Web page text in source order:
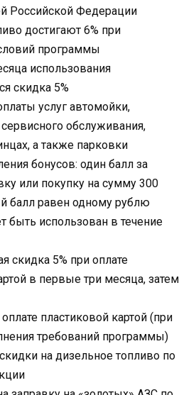
Российской Федерации
достигают 6% при
программы
использования
скидка 5%
услуг автомойки,
обслуживания,
а также парковки
бонусов: один балл за
или покупку на сумму 300
балл равен одному рублю
быть использован в течение
скидка 5% при оплате
в первые три месяца, затем
пластиковой картой (при
требований программы)
на дизельное топливо по